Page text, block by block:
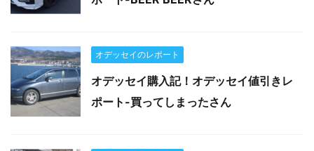
オデッセイのレポート
オデッセイ購入記！オデッセイ値引きレ
ポート-買ってしまったさん